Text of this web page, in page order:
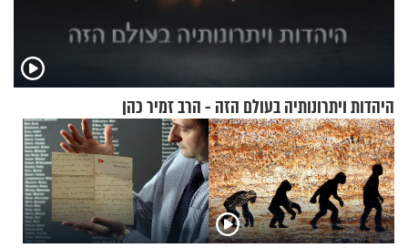
היהדות ויתרונותיה בעולם הזה - הרב זמיר כהן